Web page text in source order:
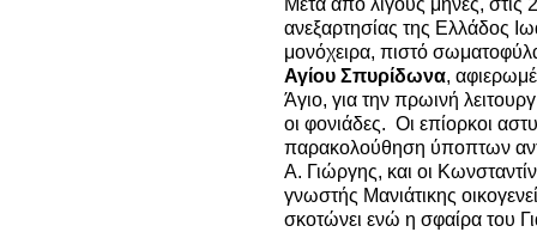
Μετά από λίγους μήνες, στις
ανεξαρτησίας της Ελλάδος
μονόχειρα, πιστό
Αγίου Σπυρίδωνα,
Άγιο, για την πρωινή
οι φονιάδες. Οι επίορκοι
παρακολούθηση ύποπτων
Α. Γιώργης, και οι
γνωστής Μανιάτικης
σκοτώνει ενώ η σφαίρα του